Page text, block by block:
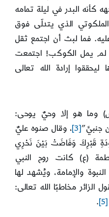
كأنه البدر في ليلة تمامه
الذي يتدلّى فوق
فما لبث أن اجتمع ثقل
لم يمل الكوكب! اجتمعت
ليحققوا إرادة الله تعالى
وما هو إلا وحيٌ يوحى:
جنبيَّ”[3]
، وقال صنوه عليٌ
قَبْرِكَ وَفَاضَتْ بَيْنَ نَحْرِي
(ع) كانت روح النبي
والإمامة، ويُشهد لها
مخاطبًا الله تعالى:
[5]
.